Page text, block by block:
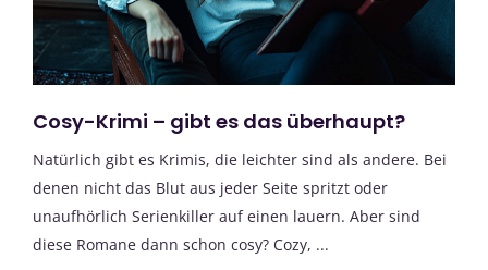
Cosy-Krimi – gibt es das überhaupt?
Natürlich gibt es Krimis, die leichter sind als andere. Bei
denen nicht das Blut aus jeder Seite spritzt oder
unaufhörlich Serienkiller auf einen lauern. Aber sind
diese Romane dann schon cosy? Cozy, ...